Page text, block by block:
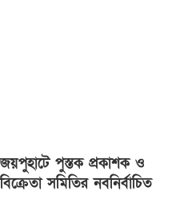
জয়পুহাটে পুস্তক প্রকাশক ও
বিক্রেতা সমিতির নবনির্বাচিত